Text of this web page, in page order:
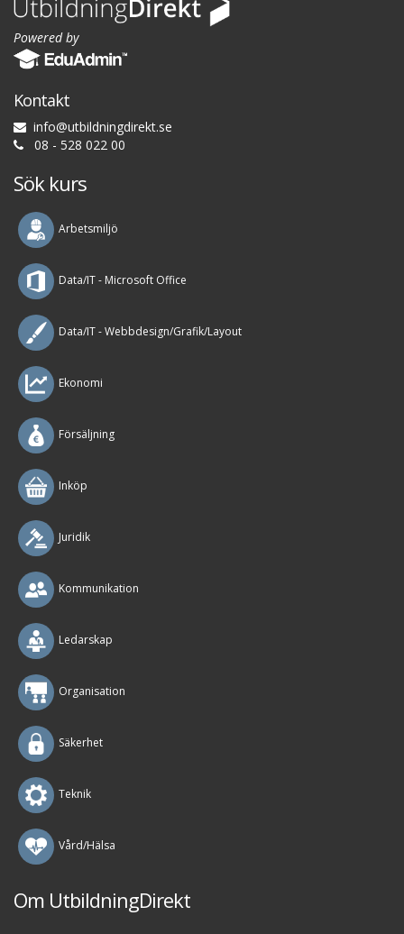
Powered by
Kontakt
e
s
.
t
k
e
r
i
d
g
n
i
n
d
l
i
b
t
u
@
o
f
n
i
08 - 528 022 00
Sök kurs
Arbetsmiljö
Data/IT - Microsoft Office
Data/IT - Webbdesign/Grafik/Layout
Ekonomi
Försäljning
Inköp
Juridik
Kommunikation
Ledarskap
Organisation
Säkerhet
Teknik
Vård/Hälsa
Om UtbildningDirekt